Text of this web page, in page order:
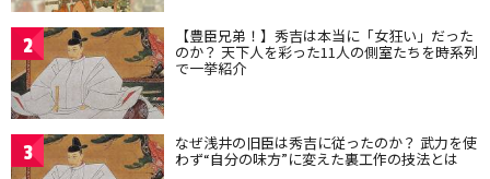
2 【豊臣兄弟！】秀吉は本当に「女狂い」だった
のか？ 天下人を彩った11人の側室たちを時系列
で一挙紹介
3 なぜ浅井の旧臣は秀吉に従ったのか？ 武力を使
わず“自分の味方”に変えた裏工作の技法とは